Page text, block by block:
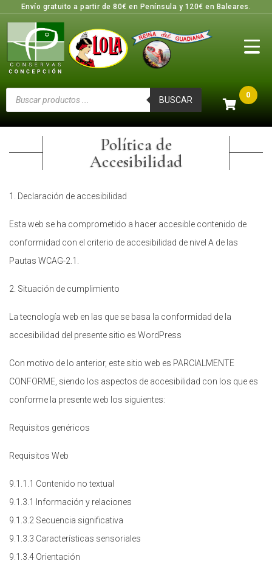
Envío gratuito a partir de 80€ en Península y 120€ en Baleares.
BUSCAR 0
Política de
Accesibilidad
1. Declaración de accesibilidad
Esta web se ha comprometido a hacer accesible contenido de
conformidad con el criterio de accesibilidad de nivel A de las
Pautas WCAG-2.1.
2. Situación de cumplimiento
La tecnología web en las que se basa la conformidad de la
accesibilidad del presente sitio es WordPress
Con motivo de lo anterior, este sitio web es PARCIALMENTE
CONFORME, siendo los aspectos de accesibilidad con los que es
conforme la presente web los siguientes:
Requisitos genéricos
Requisitos Web
9.1.1.1 Contenido no textual
9.1.3.1 Información y relaciones
9.1.3.2 Secuencia significativa
9.1.3.3 Características sensoriales
9.1.3.4 Orientación